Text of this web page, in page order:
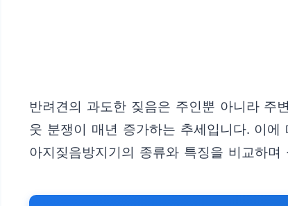
반려견의 과도한 짖음은 주인뿐 아니라 주
웃 분쟁이 매년 증가하는 추세입니다. 이
아지짖음방지기의 종류와 특징을 비교하